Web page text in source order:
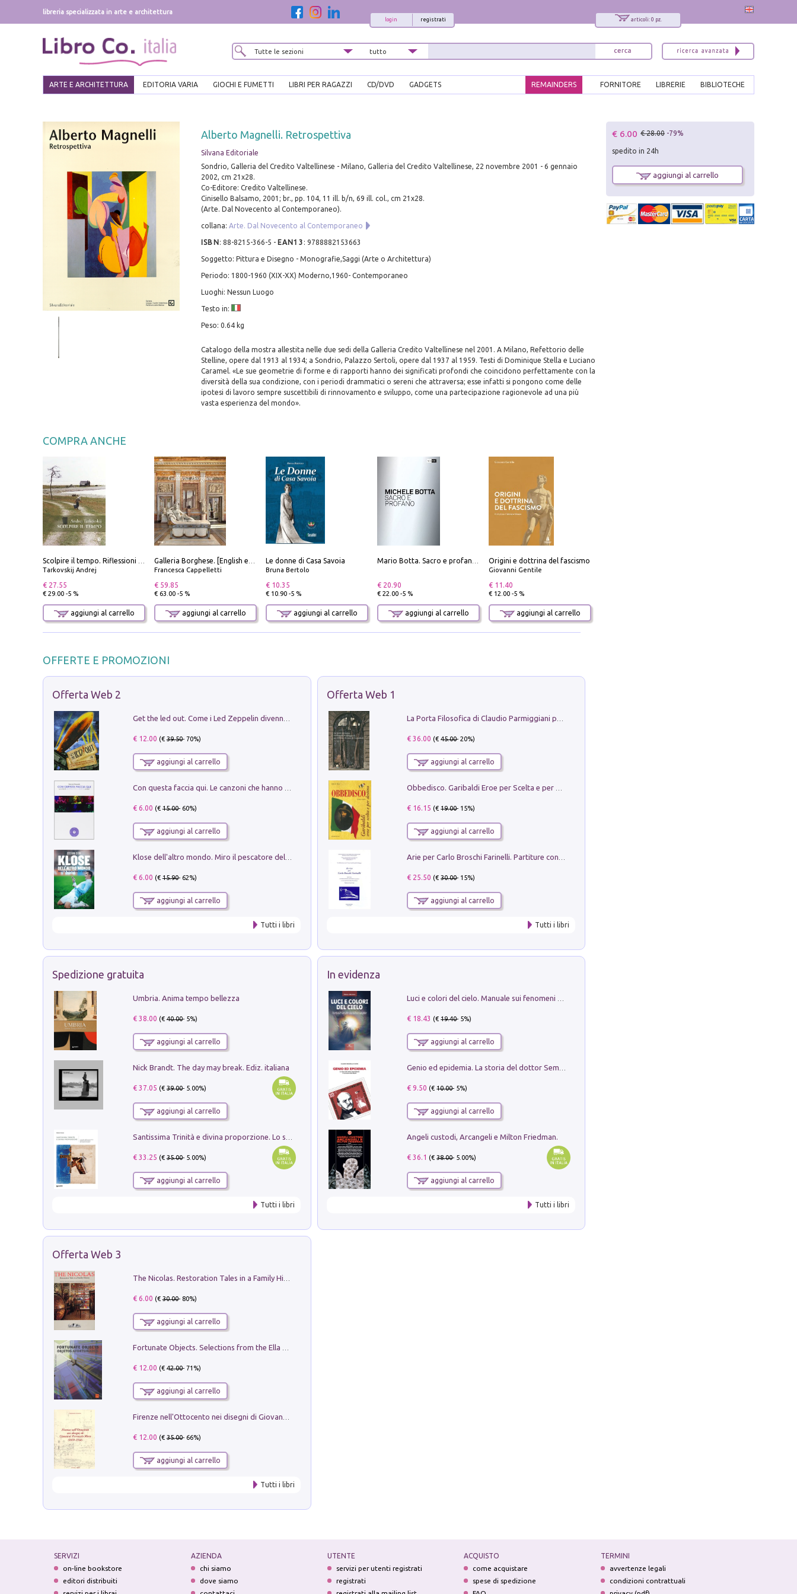
libreria specializzata in arte e architettura
articoli: 0 pz.
registrati
login
ARTE E ARCHITETTURA EDITORIA VARIA GIOCHI E FUMETTI LIBRI PER RAGAZZI CD/DVD GADGETS BIBLIOTECHE
LIBRERIE
FORNITORE
REMAINDERS
Alberto Magnelli. Retrospettiva
Silvana Editoriale
Sondrio, Galleria del Credito Valtellinese - Milano, Galleria del Credito Valtellinese, 22 novembre 2001 - 6 gennaio
2002, cm 21x28.
Co-Editore: Credito Valtellinese.
Cinisello Balsamo, 2001; br., pp. 104, 11 ill. b/n, 69 ill. col., cm 21x28.
(Arte. Dal Novecento al Contemporaneo).
collana: Arte. Dal Novecento al Contemporaneo
ISBN : 88-8215-366-5 - EAN13 : 9788882153663
Soggetto: Pittura e Disegno - Monografie,Saggi (Arte o Architettura)
Periodo: 1800-1960 (XIX-XX) Moderno,1960- Contemporaneo
Luoghi: Nessun Luogo
Testo in:
Peso: 0.64 kg
Catalogo della mostra allestita nelle due sedi della Galleria Credito Valtellinese nel 2001. A Milano, Refettorio delle
Stelline, opere dal 1913 al 1934; a Sondrio, Palazzo Sertoli, opere dal 1937 al 1959. Testi di Dominique Stella e Luciano
Caramel. «Le sue geometrie di forme e di rapporti hanno dei significati profondi che coincidono perfettamente con la
diversità della sua condizione, con i periodi drammatici o sereni che attraversa; esse infatti si pongono come delle
ipotesi di lavoro sempre suscettibili di rinnovamento e sviluppo, come una partecipazione ragionevole ad una più
vasta esperienza del mondo».
COMPRA ANCHE
Tarkovskij Andrej
€ 27.55
€ 29.00 -5 %
aggiungi al carrello
Francesca Cappelletti
€ 59.85
€ 63.00 -5 %
aggiungi al carrello
Le donne di Casa Savoia
Bruna Bertolo
€ 10.35
€ 10.90 -5 %
aggiungi al carrello
€ 20.90
€ 22.00 -5 %
aggiungi al carrello
Origini e dottrina del fascismo
Giovanni Gentile
€ 11.40
€ 12.00 -5 %
aggiungi al carrello
OFFERTE E PROMOZIONI
Offerta Web 2
€ 12.00 (€39.50- 70%)
aggiungi al carrello
€ 6.00 (€15.00- 60%)
aggiungi al carrello
Klose dell'altro mondo. Miro il pescatore del goal
€ 6.00 (€15.90- 62%)
aggiungi al carrello
Tutti i libri
Offerta Web 1
€ 36.00 (€45.00- 20%)
aggiungi al carrello
€ 16.15 (€19.00- 15%)
aggiungi al carrello
€ 25.50 (€30.00- 15%)
aggiungi al carrello
Tutti i libri
Spedizione gratuita
Umbria. Anima tempo bellezza
€ 38.00 (€40.00- 5%)
aggiungi al carrello
Nick Brandt. The day may break. Ediz. italiana
€ 37.05 (€39.00- 5.00%)
aggiungi al carrello
€ 33.25 (€35.00- 5.00%)
aggiungi al carrello
Tutti i libri
In evidenza
€ 18.43 (€19.40- 5%)
aggiungi al carrello
€ 9.50 (€10.00- 5%)
aggiungi al carrello
Angeli custodi, Arcangeli e Milton Friedman.
€ 36.1 (€38.00- 5.00%)
aggiungi al carrello
Tutti i libri
Offerta Web 3
€ 6.00 (€30.00- 80%)
aggiungi al carrello
€ 12.00 (€42.00- 71%)
aggiungi al carrello
€ 12.00 (€35.00- 66%)
aggiungi al carrello
Tutti i libri
€ 6.00 € 28.00 -79%
spedito in 24h
aggiungi al carrello
SERVIZI
on-line bookstore
editori distribuiti
AZIENDA
chi siamo
dove siamo
UTENTE
servizi per utenti registrati
registrati
ACQUISTO
come acquistare
spese di spedizione
TERMINI
avvertenze legali
condizioni contrattuali
x
Interessato ai nostri libri?
Allora iscriviti alla nostra newsletter!
Sarai informato delle nostre novità, potrai
comunque cancellarti quando desideri.
modulo di iscrizione